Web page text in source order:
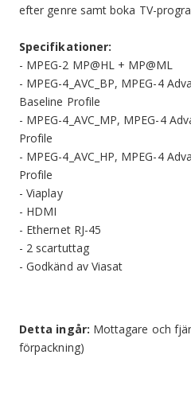
efter genre samt boka TV-
Specifikationer:
- MPEG-2 MP@HL + MP@ML
- MPEG-4_AVC_BP, MPEG-4
Baseline Profile
- MPEG-4_AVC_MP, MPEG-4
Profile
- MPEG-4_AVC_HP, MPEG-4
Profile
- Viaplay
- HDMI
- Ethernet RJ-45
- 2 scartuttag
- Godkänd av Viasat
Detta ingår: Mottagare och
förpackning)